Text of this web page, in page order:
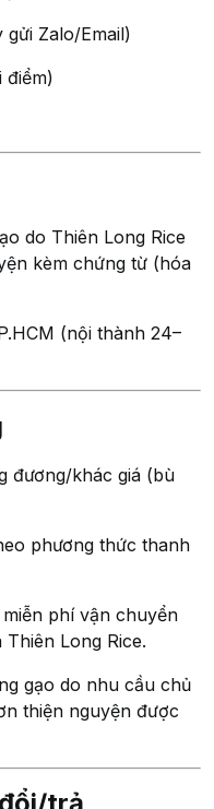
Zalo/Email)
điểm)
do Thiên Long Rice
kèm chứng từ (hóa
(nội thành 24–
đương/khác giá (bù
phương thức thanh
phí vận chuyển
Long Rice.
gạo do nhu cầu chủ
thiện nguyện được